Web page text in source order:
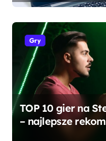
Gry
TOP 10 gier na
– najlepsze
każdą kieszeń